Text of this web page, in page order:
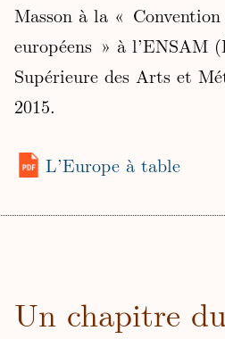
Masson à la « Convention
européens » à l’ENSAM
Supérieure des Arts et
2015.
L’Europe à table
Un chapitre